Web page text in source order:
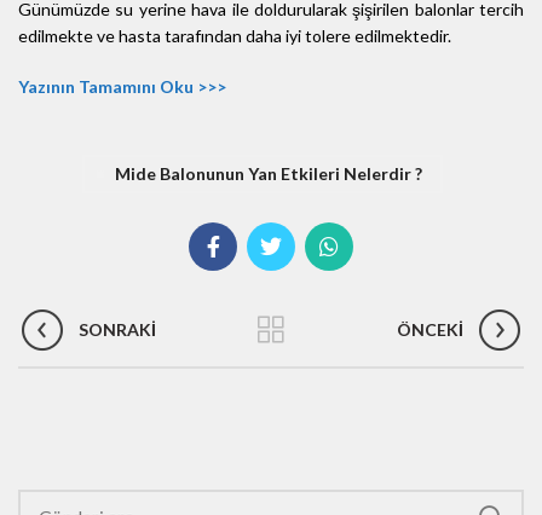
Günümüzde su yerine hava ile doldurularak şişirilen balonlar tercih
edilmekte ve hasta tarafından daha iyi tolere edilmektedir.
Yazının Tamamını Oku >>>
Mide Balonunun Yan Etkileri Nelerdir ?
SONRAKI ÖNCEKI